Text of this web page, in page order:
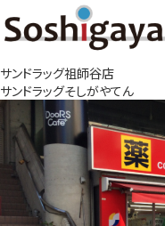
祖師谷商店街
サンドラッグ祖師谷店
サンドラッグそしがやてん